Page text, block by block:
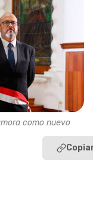
como nuevo